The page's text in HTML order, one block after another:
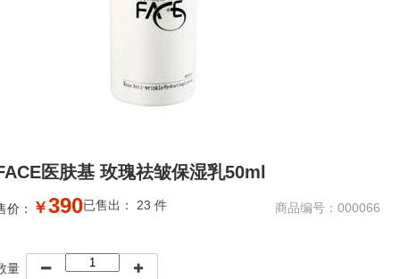
医肤基 玫瑰祛皱保湿乳50ml
价： ￥390 商品编号：000066
已售出： 23 件
量  